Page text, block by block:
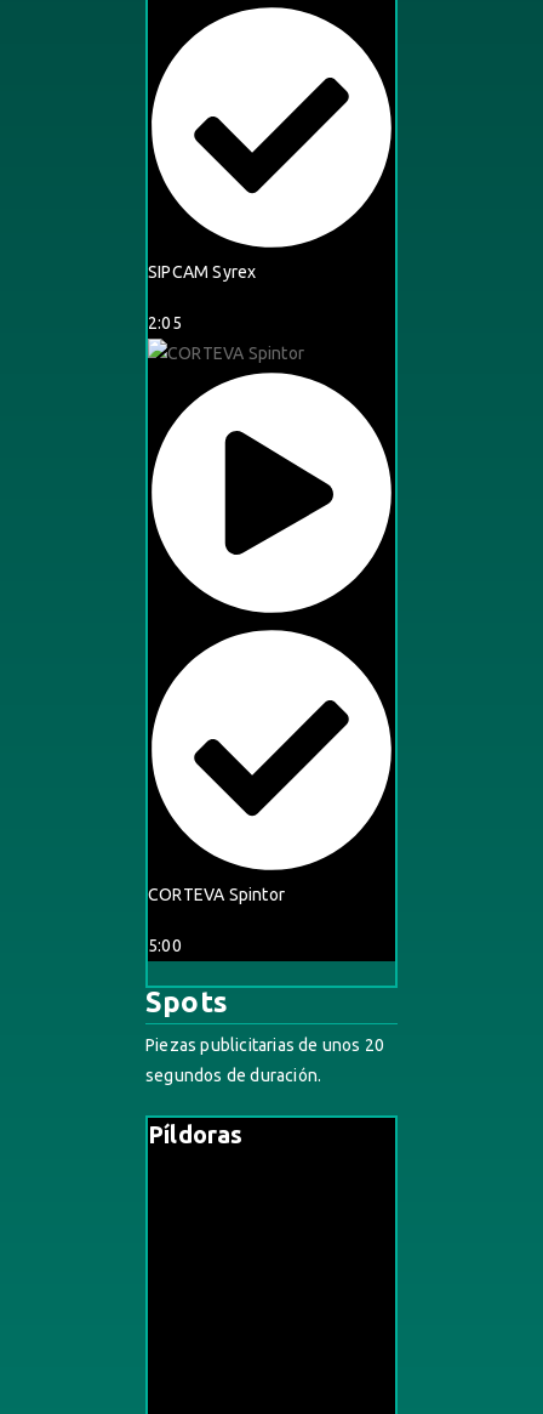
SIPCAM Syrex
2:05
CORTEVA Spintor
5:00
Spots
Piezas publicitarias de unos 20
segundos de duración.
Píldoras